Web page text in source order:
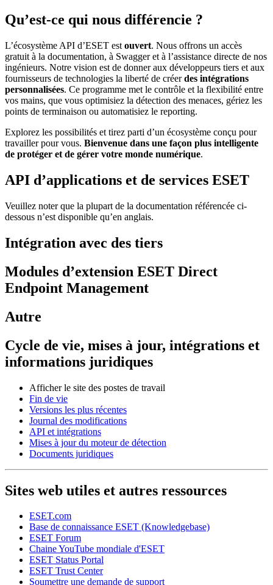
Qu’est-ce qui nous différencie ?
L’écosystème API d’ESET est ouvert. Nous offrons un accès
gratuit à la documentation, à Swagger et à l’assistance directe de nos
ingénieurs. Notre vision est de donner aux développeurs tiers et aux
fournisseurs de technologies la liberté de créerdes intégrations
personnalisées. Ce programme met le contrôle et la flexibilité entre
vos mains, que vous optimisiez la détection des menaces, gériez les
points de terminaison ou automatisiez le reporting.
Explorez les possibilités et tirez parti d’un écosystème conçu pour
travailler pour vous. Bienvenue dans une façon plus intelligente
de protéger et de gérer votre monde numérique.
API d’applications et de services ESET
Veuillez noter que la plupart de la documentation référencée ci-
dessous n’est disponible qu’en anglais.
Intégration avec des tiers
Modules d’extension ESET Direct
Endpoint Management
Autre
Cycle de vie, mises à jour, intégrations et
informations juridiques
Afficher le site des postes de travail
Fin de vie
Versions les plus récentes
Journal des modifications
API et intégrations
Mises à jour du moteur de détection
Documents juridiques
Sites web utiles et autres ressources
ESET.com
Base de connaissance ESET (Knowledgebase)
ESET Forum
Chaine YouTube mondiale d'ESET
ESET Status Portal
ESET Trust Center
Soumettre une demande de support